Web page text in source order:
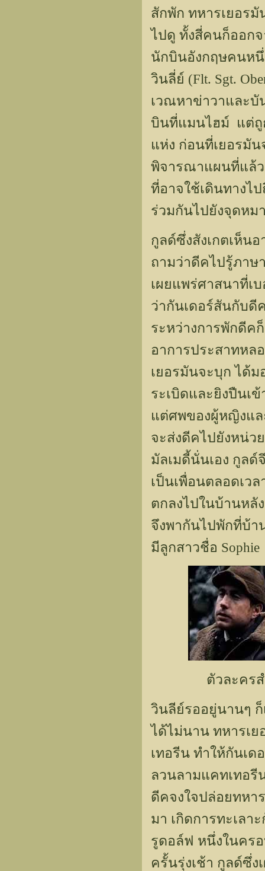
สักพัก ทหารเยอร
ไปดู ทั้งสี่คนก็ออก
นักบินอังกฤษคนหนึ่
วินลี่ย์ (Flt. Sgt.
เวณหาข่าวาและบั
บินที่แมนไฮม์ แต่ถู
แห่ง ก่อนที่เยอรมั
พิจารณาแผนที่แล้ว
ที่อาจใช้เดินทางไ
ร่วมกันไปยังจุดหม
กูลด์ซึ่งสังเกตเห็น
ถามว่าดีคไปรู้ภาษ
เผยแพร่ศาสนาที่เ
ว่ากันเดอร์สันกับดี
ระหว่างการพักดีค
อาการประสาทหล
เยอรมันจะบุก ได้
ระเบิดและยิงปืนเ
แต่ศพของผู้หญิงแล
จะส่งดีคไปยังหน่ว
มัลเมดี้นั่นเอง กูล
เป็นเพื่อนตลอดเว
ตกลงไปในบ้านหลั
จึงพากันไปพักที่บ้า
มีลูกสาวชื่อ Sophie
ตัวละคร
วินลีย์รออยู่นานๆ
ได้ไม่นาน ทหารเ
เทอรีน ทำให้กันเ
ลวนลามแคทเทอ
ดีคจงใจปล่อยทหา
มา เกิดการทะเลา
รูดอล์ฟ หนึ่งในคร
ครั้นรุ่งเช้า กูลด์ซึ่